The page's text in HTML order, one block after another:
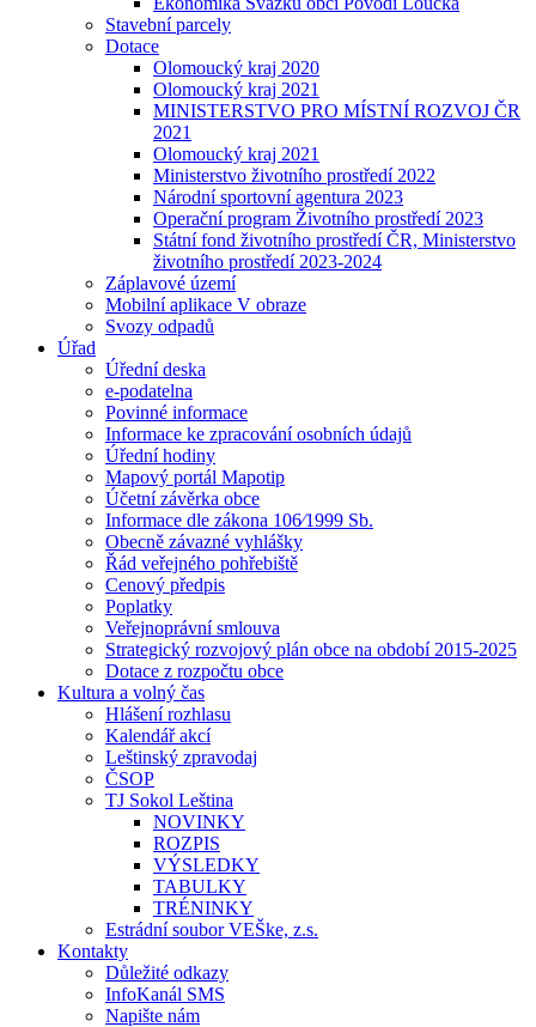
Stavební parcely
Dotace
Olomoucký kraj 2020
Olomoucký kraj 2021
MINISTERSTVO PRO MÍSTNÍ ROZVOJ ČR
2021
Olomoucký kraj 2021
Ministerstvo životního prostředí 2022
Národní sportovní agentura 2023
Operační program Životního prostředí 2023
Státní fond životního prostředí ČR, Ministerstvo
životního prostředí 2023-2024
Záplavové území
Mobilní aplikace V obraze
Svozy odpadů
Úřad
Úřední deska
e-podatelna
Povinné informace
Informace ke zpracování osobních údajů
Úřední hodiny
Mapový portál Mapotip
Účetní závěrka obce
Informace dle zákona 106⁄1999 Sb.
Obecně závazné vyhlášky
Řád veřejného pohřebiště
Cenový předpis
Poplatky
Veřejnoprávní smlouva
Strategický rozvojový plán obce na období 2015-2025
Dotace z rozpočtu obce
Kultura a volný čas
Hlášení rozhlasu
Kalendář akcí
Leštinský zpravodaj
ČSOP
TJ Sokol Leština
NOVINKY
ROZPIS
VÝSLEDKY
TABULKY
TRÉNINKY
Estrádní soubor VEŠke, z.s.
Kontakty
Důležité odkazy
InfoKanál SMS
Napište nám